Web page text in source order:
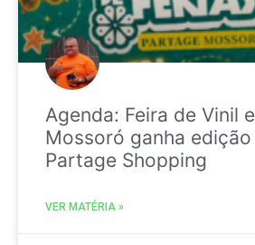
Agenda: Feira de Vinil
Mossoró ganha
Partage Shopping
VER MATÉRIA »